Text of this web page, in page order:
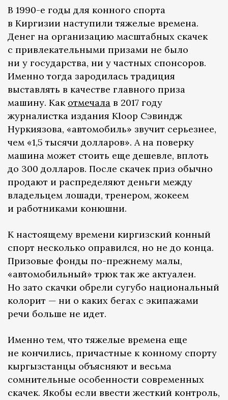
В 1990-е годы для конного спорта
в Киргизии наступили тяжелые времена.
Денег на организацию масштабных скачек
с привлекательными призами не было
ни у государства, ни у частных спонсоров.
Именно тогда зародилась традиция
выставлять в качестве главного приза
машину. Как отмечала в 2017 году
журналистка издания Kloop Сэвиндж
Нуркиязова, «автомобиль» звучит серьезнее,
чем «1,5 тысячи долларов». А на поверку
машина может стоить еще дешевле, вплоть
до 300 долларов. После скачек приз обычно
продают и распределяют деньги между
владельцем лошади, тренером, жокеем
и работниками конюшни.
К настоящему времени киргизский конный
спорт несколько оправился, но не до конца.
Призовые фонды по-прежнему малы,
«автомобильный» трюк так же актуален.
Но зато скачки обрели сугубо национальный
колорит — ни о каких бегах с экипажами
речи больше не идет.
Именно тем, что тяжелые времена еще
не кончились, причастные к конному спорту
кыргызстанцы объясняют и весьма
сомнительные особенности современных
скачек. Якобы если ввести жесткий контроль,